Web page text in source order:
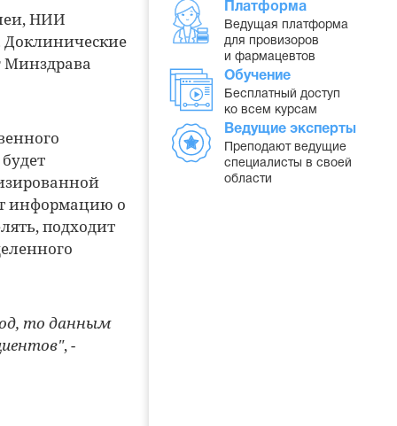
НИИ
Минздрава
информацию о
подходит
то данным
, -
Платформа
Ведущая платформа
для провизоров
и фармацевтов
Обучение
Бесплатный доступ
ко всем курсам
Ведущие эксперты
Преподают ведущие
специалисты в своей
области